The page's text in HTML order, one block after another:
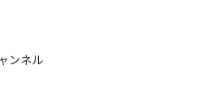
ンネル